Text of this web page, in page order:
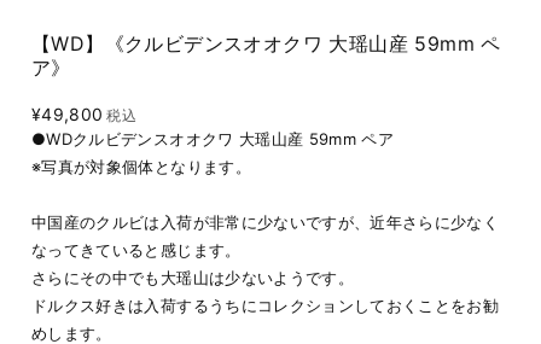
【WD】《クルビデンスオオクワ 大瑶山産 59mm ペ
ア》
¥49,800 税込
●WDクルビデンスオオクワ 大瑶山産 59mm ペア
※写真が対象個体となります。
中国産のクルビは入荷が非常に少ないですが、近年さらに少なく
なってきていると感じます。
さらにその中でも大瑶山は少ないようです。
ドルクス好きは入荷するうちにコレクションしておくことをお勧
めします。